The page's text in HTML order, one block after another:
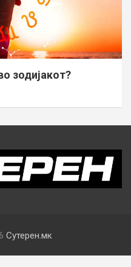
зодијакот?
Сутерен.мк